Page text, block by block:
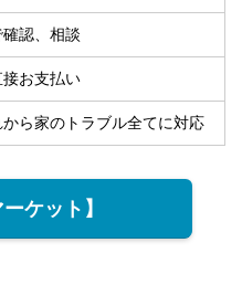
認、相談
お支払い
ら家のトラブル全てに対応
ケット】